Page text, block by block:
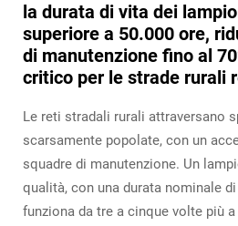
la durata di vita dei
superiore a 50.000 ore,
di manutenzione fino al
critico per le strade rurali
Le reti stradali rurali attraversano
scarsamente popolate, con un
squadre di manutenzione. Un
qualità, con una durata nominale
funziona da tre a cinque volte più